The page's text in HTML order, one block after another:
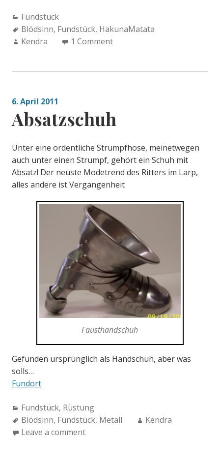
Categories:
Fundstück
Tags:
Blödsinn, Fundstück, HakunaMatata
Author:
Kendra 1 Comment
6. April 2011
Absatzschuh
Unter eine ordentliche Strumpfhose, meinetwegen
auch unter einen Strumpf, gehört ein Schuh mit
Absatz! Der neuste Modetrend des Ritters im Larp,
alles andere ist Vergangenheit
Fausthandschuh
Gefunden ursprünglich als Handschuh, aber was
solls…
Fundort
Categories:
Fundstück, Rüstung
Tags:
Blödsinn, Fundstück, Metall Author:
Kendra
Leave a comment